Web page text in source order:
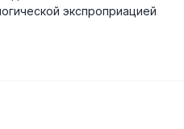
экспроприацией